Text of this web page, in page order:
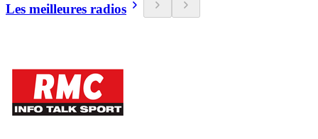
Les meilleures radios